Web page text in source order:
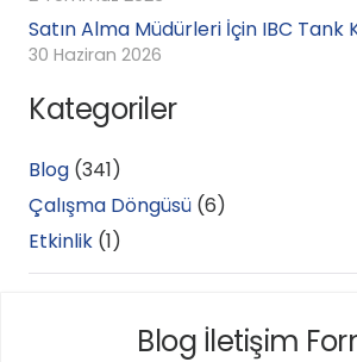
Satın Alma Müdürleri İçin IBC Tank
30 Haziran 2026
Kategoriler
Blog (341)
Çalışma Döngüsü (6)
Etkinlik (1)
Blog İletişim